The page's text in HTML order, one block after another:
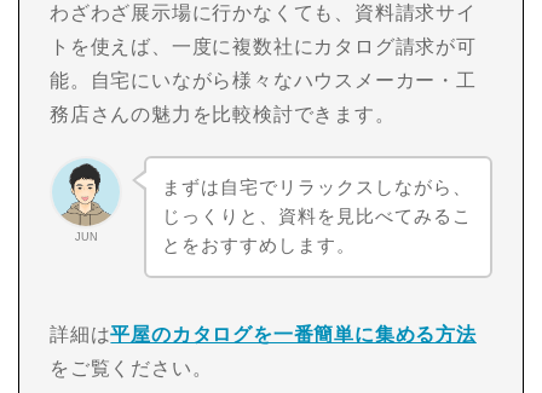
わざわざ展示場に行かなくても、資料請求サイ
トを使えば、一度に複数社にカタログ請求が可
能。自宅にいながら様々なハウスメーカー・工
務店さんの魅力を比較検討できます。
JUN
まずは自宅でリラックスしながら、
じっくりと、資料を見比べてみるこ
とをおすすめします。
詳細は平屋のカタログを一番簡単に集める方法
をご覧ください。